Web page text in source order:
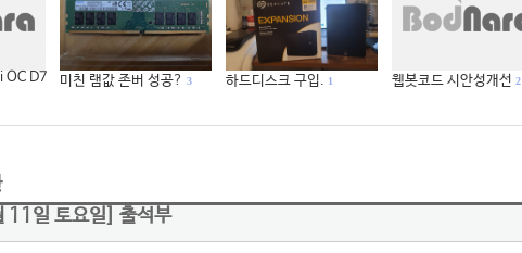
OC D7
미친 램값 존버 성공? 3 하드디스크 구입. 1 웹봇코드 시안성개선 2
11일 토요일] 출석부